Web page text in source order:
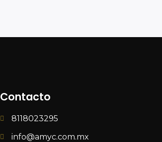
Contacto
8118023295
info@amyc.com.mx